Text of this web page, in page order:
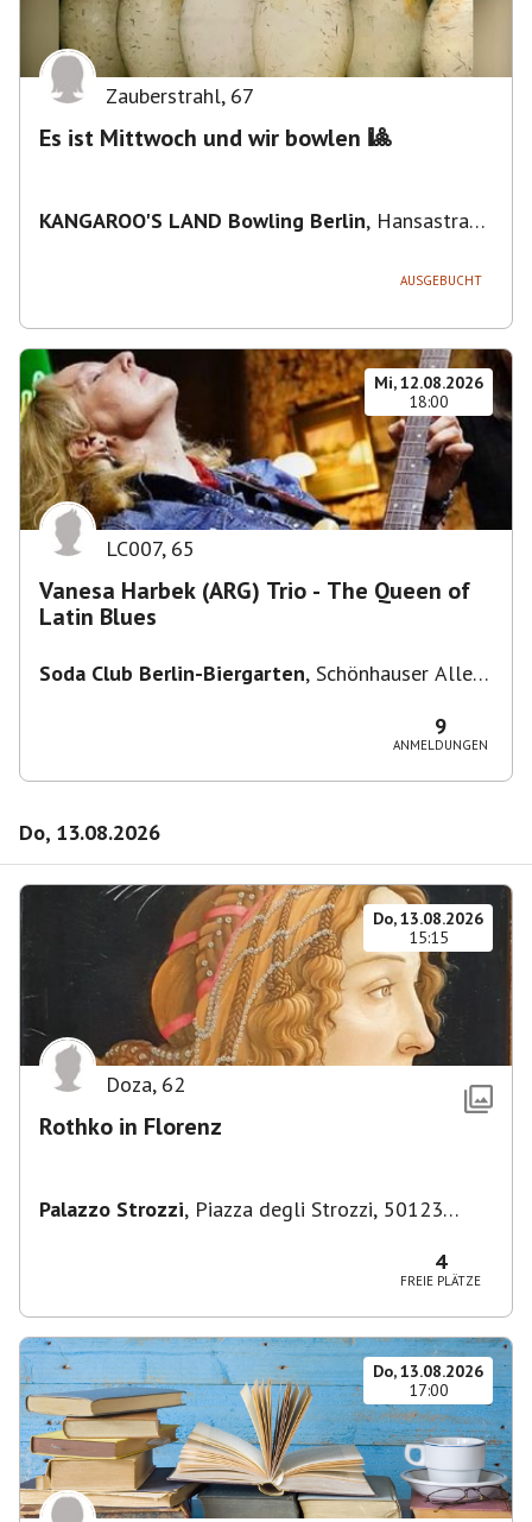
Zauberstrahl, 67
Es ist Mittwoch und wir bowlen 🎱
KANGAROO'S LAND Bowling Berlin, Hansastraße
AUSGEBUCHT
Mi, 12.08.2026
18:00
LC007, 65
Vanesa Harbek (ARG) Trio - The Queen of
Latin Blues
Soda Club Berlin-Biergarten, Schönhauser Allee
9
ANMELDUNGEN
Do, 13.08.2026
Do, 13.08.2026
15:15
Doza, 62
Rothko in Florenz
Palazzo Strozzi, Piazza degli Strozzi, 50123
4
FREIE PLÄTZE
Do, 13.08.2026
17:00